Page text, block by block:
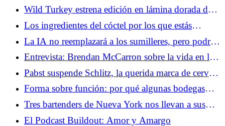
mapeadas
Wild Turkey estrena edición en lámina dorada de
16 años, la primera en la nueva línea de archivos
de Austin Nichols
Los ingredientes del cóctel por los que estás
pagando de más y qué usan los camareros en su
lugar
La IA no reemplazará a los sumilleres, pero podría
ayudar a salvar el vino
Entrevista: Brendan McCarron sobre la vida en los
Lakes
Pabst suspende Schlitz, la querida marca de cerveza
estadounidense
Forma sobre función: por qué algunas bodegas
están repensando la forma de la botella
Tres bartenders de Nueva York nos llevan a sus
rutas de bares de verano favoritas
El Podcast Buildout: Amor y Amargo